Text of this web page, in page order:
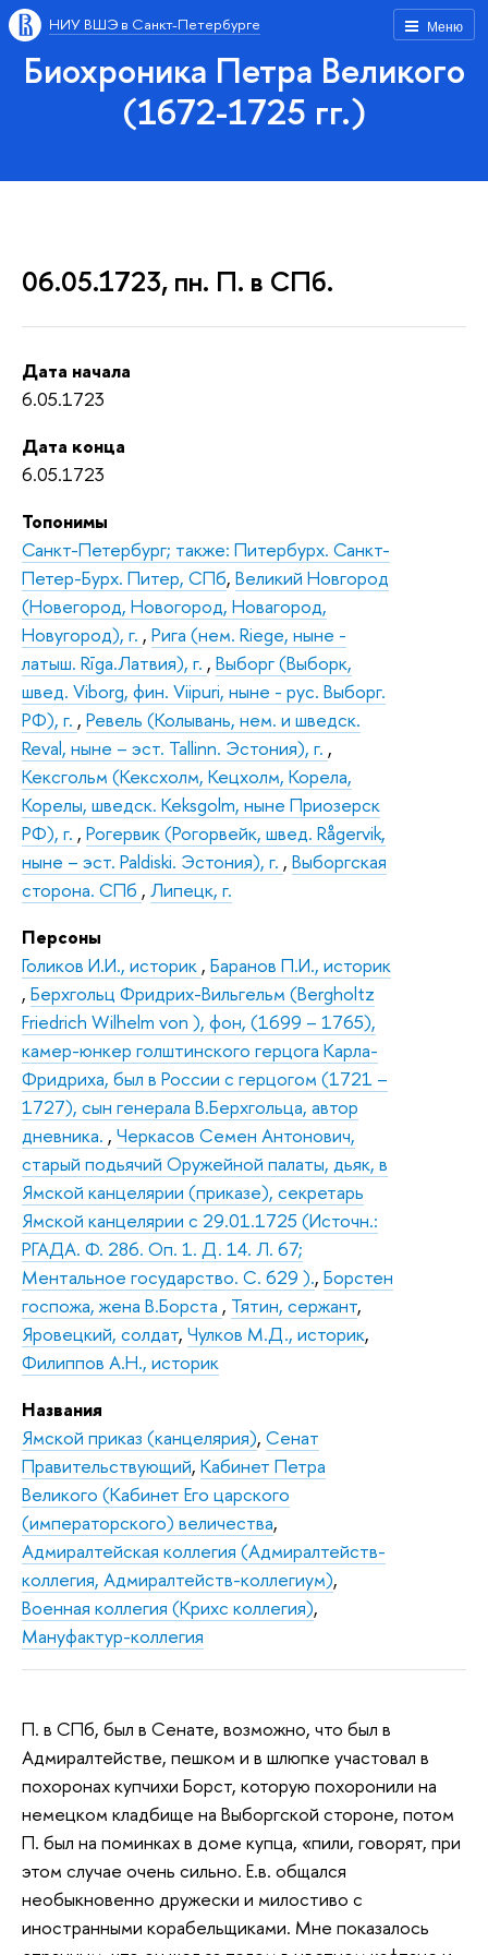
Меню
НИУ ВШЭ в Санкт-Петербурге
Биохроника Петра Великого
(1672-1725 гг.)
06.05.1723, пн. П. в СПб.
Дата начала
6.05.1723
Дата конца
6.05.1723
Топонимы
Санкт-Петербург; также: Питербурх. Санкт-
Петер-Бурх. Питер, СПб, Великий Новгород
(Новегород, Новогород, Новагород,
Новугород), г. , Рига (нем. Riege, ныне -
латыш. Rīga.Латвия), г. , Выборг (Выборк,
швед. Viborg, фин. Viipuri, ныне - рус. Выборг.
РФ), г. , Ревель (Колывань, нем. и шведск.
Reval, ныне – эст. Tallinn. Эстония), г. ,
Кексгольм (Кексхолм, Кецхолм, Корела,
Корелы, шведск. Keksgolm, ныне Приозерск
РФ), г. , Рогервик (Рогорвейк, швед. Rågervik,
ныне – эст. Paldiski. Эстония), г. , Выборгская
сторона. СПб , Липецк, г.
Персоны
Голиков И.И., историк , Баранов П.И., историк
, Берхгольц Фридрих-Вильгельм (Bergholtz
Friedrich Wilhelm von ), фон, (1699 – 1765),
камер-юнкер голштинского герцога Карла-
Фридриха, был в России с герцогом (1721 –
1727), сын генерала В.Берхгольца, автор
дневника. , Черкасов Семен Антонович,
старый подьячий Оружейной палаты, дьяк, в
Ямской канцелярии (приказе), секретарь
Ямской канцелярии с 29.01.1725 (Источн.:
РГАДА. Ф. 286. Оп. 1. Д. 14. Л. 67;
Ментальное государство. С. 629 )., Борстен
госпожа, жена В.Борста , Тятин, сержант,
Яровецкий, солдат, Чулков М.Д., историк,
Филиппов А.Н., историк
Названия
Ямской приказ (канцелярия), Сенат
Правительствующий, Кабинет Петра
Великого (Кабинет Его царского
(императорского) величества,
Адмиралтейская коллегия (Адмиралтейств-
коллегия, Адмиралтейств-коллегиум),
Военная коллегия (Крихс коллегия),
Мануфактур-коллегия
П. в СПб, был в Сенате, возможно, что был в
Адмиралтействе, пешком и в шлюпке участовал в
похоронах купчихи Борст, которую похоронили на
немецком кладбище на Выборгской стороне, потом
П. был на поминках в доме купца, «пили, говорят, при
этом случае очень сильно. Е.в. общался
необыкновенно дружески и милостиво с
иностранными корабельщиками. Мне показалось